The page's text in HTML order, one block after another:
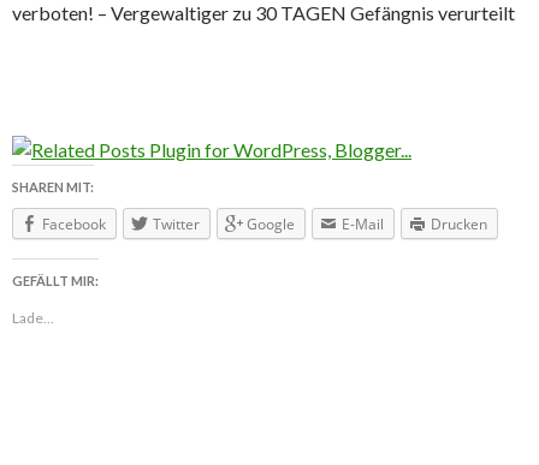
verboten! – Vergewaltiger zu 30 TAGEN Gefängnis verurteilt
SHAREN MIT:
Facebook Twitter Google E-Mail Drucken
GEFÄLLT MIR:
Lade...